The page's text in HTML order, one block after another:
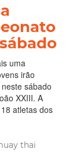
uma
irão
sábado
XXIII. A
atletas dos
thai